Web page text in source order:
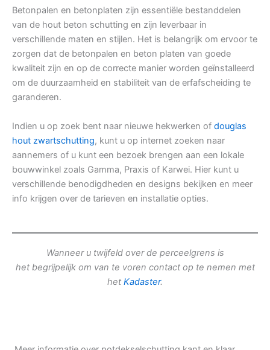
Betonpalen en betonplaten zijn essentiële bestanddelen
van de hout beton schutting en zijn leverbaar in
verschillende maten en stijlen. Het is belangrijk om ervoor te
zorgen dat de betonpalen en beton platen van goede
kwaliteit zijn en op de correcte manier worden geïnstalleerd
om de duurzaamheid en stabiliteit van de erfafscheiding te
garanderen.
Indien u op zoek bent naar nieuwe hekwerken of douglas
hout zwartschutting, kunt u op internet zoeken naar
aannemers of u kunt een bezoek brengen aan een lokale
bouwwinkel zoals Gamma, Praxis of Karwei. Hier kunt u
verschillende benodigdheden en designs bekijken en meer
info krijgen over de tarieven en installatie opties.
Wanneer u twijfeld over de perceelgrens is
het begrijpelijk om van te voren contact op te nemen met
het Kadaster.